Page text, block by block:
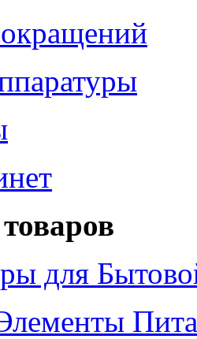
для